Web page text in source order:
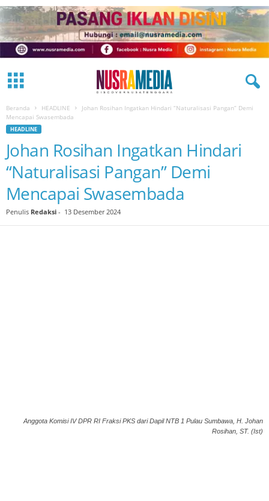
Beranda HEADLINE
Johan Rosihan Ingatkan Hindari “Naturalisasi Pangan” Demi
Mencapai Swasembada
HEADLINE
Johan Rosihan Ingatkan Hindari
“Naturalisasi Pangan” Demi
Mencapai Swasembada
Penulis Redaksi - 13 Desember 2024
Anggota Komisi IV DPR RI Fraksi PKS dari Dapil NTB 1 Pulau Sumbawa, H. Johan
Rosihan, ST. (Ist)